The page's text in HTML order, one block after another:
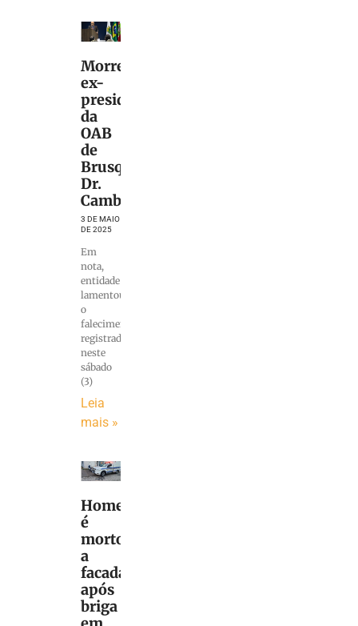
Morre
ex-
presidente
da
OAB
de
Brusque,
Dr.
Cambises
3 DE MAIO
DE 2025
Em
nota,
entidade
lamentou
o
falecimento
registrado
neste
sábado
(3)
Leia
mais »
Homem
é
morto
a
facadas
após
briga